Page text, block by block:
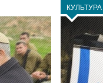
КУЛЬТУРА